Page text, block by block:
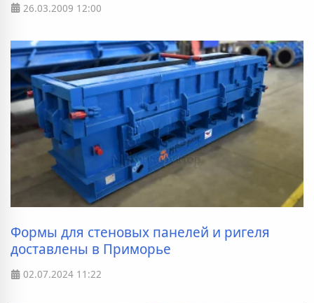
26.03.2009 12:00
Формы для стеновых панелей и ригеля
доставлены в Приморье
02.07.2024 11:22